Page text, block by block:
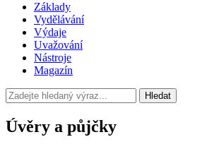
Základy
Vydělávání
Výdaje
Uvažování
Nástroje
Magazín
Hledat
Úvěry a půjčky